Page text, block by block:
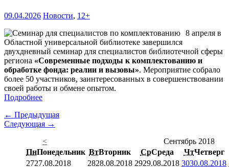
09.04.2026 Новости, 12+
8 апреля в
Областной универсальной библиотеке завершился
двухдневный семинар для специалистов библиотечной сферы
региона «Современные подходы к комплектованию и
обработке фонда: реалии и вызовы». Мероприятие собрало
более 50 участников, заинтересованных в совершенствовании
своей работы и обмене опытом.
Подробнее
← Предыдущая
Следующая →
<
Сентябрь 2018
ПнПонедельник ВтВторник СрСреда ЧтЧетверг
2727.08.2018 2828.08.2018 2929.08.2018 3030.08.2018